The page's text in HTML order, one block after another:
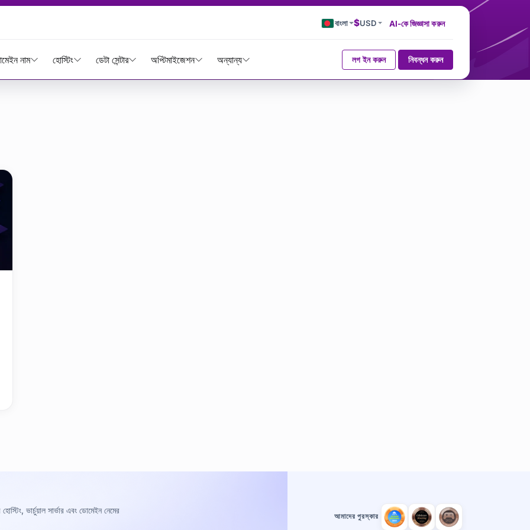
বাংলা $USD AI-কে জিজ্ঞাসা করুন
নাম হোস্টিং ডেটা সেন্টার অপ্টিমাইজেশন অন্যান্য লগ ইন করুন নিবন্ধন করুন
yazıları
ভার্চুয়াল সার্ভার এবং ডোমেইন নেমের
আমাদের পুরস্কার